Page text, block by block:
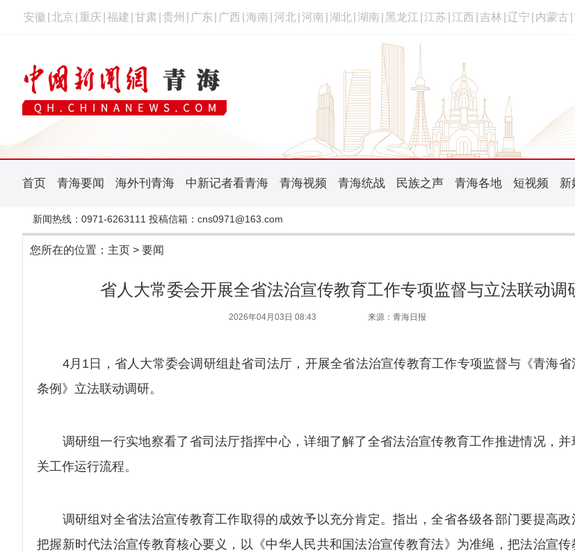
安徽 北京 重庆 福建 甘肃 贵州 广东 广西 海南 河北 河南 湖北 湖南 黑龙江 江苏 江西 吉林 辽宁 内蒙古
首页 青海要闻 海外刊青海 中新记者看青海 青海视频 青海统战 民族之声 青海各地 短视频 新
新闻热线：0971-6263111 投稿信箱：cns0971@163.com
您所在的位置： 主页 > 要闻
省人大常委会开展全省法治宣传教育工作专项监督与立法联动调
2026年04月03日 08:43 来源：青海日报
4月1日，省人大常委会调研组赴省司法厅，开展全省法治宣传教育工作专项监督与《青海省
条例》立法联动调研。
调研组一行实地察看了省司法厅指挥中心，详细了解了全省法治宣传教育工作推进情况，并
关工作运行流程。
调研组对全省法治宣传教育工作取得的成效予以充分肯定。指出，全省各级各部门要提高政
把握新时代法治宣传教育核心要义，以《中华人民共和国法治宣传教育法》为准绳，把法治宣传